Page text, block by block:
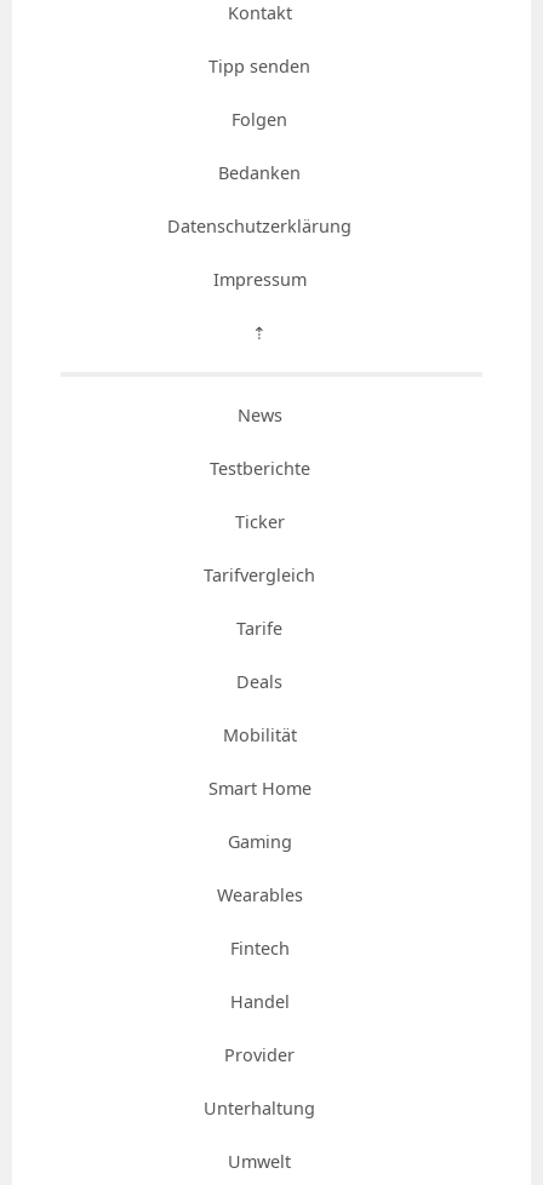
Kontakt
Tipp senden
Folgen
Bedanken
Datenschutzerklärung
Impressum
⇡
News
Testberichte
Ticker
Tarifvergleich
Tarife
Deals
Mobilität
Smart Home
Gaming
Wearables
Fintech
Handel
Provider
Unterhaltung
Umwelt